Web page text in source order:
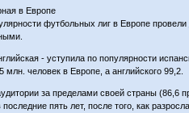
в Европе
футбольных лиг в Европе
- уступила по популярности
млн. человек в Европе, а английского 99,2.
за пределами своей страны (86,6
пять лет, после того, как